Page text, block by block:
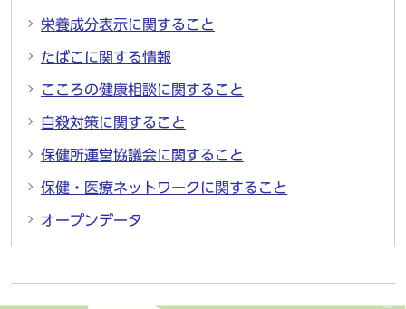
栄養成分表示に関すること
たばこに関する情報
こころの健康相談に関すること
自殺対策に関すること
保健所運営協議会に関すること
保健・医療ネットワークに関すること
オープンデータ